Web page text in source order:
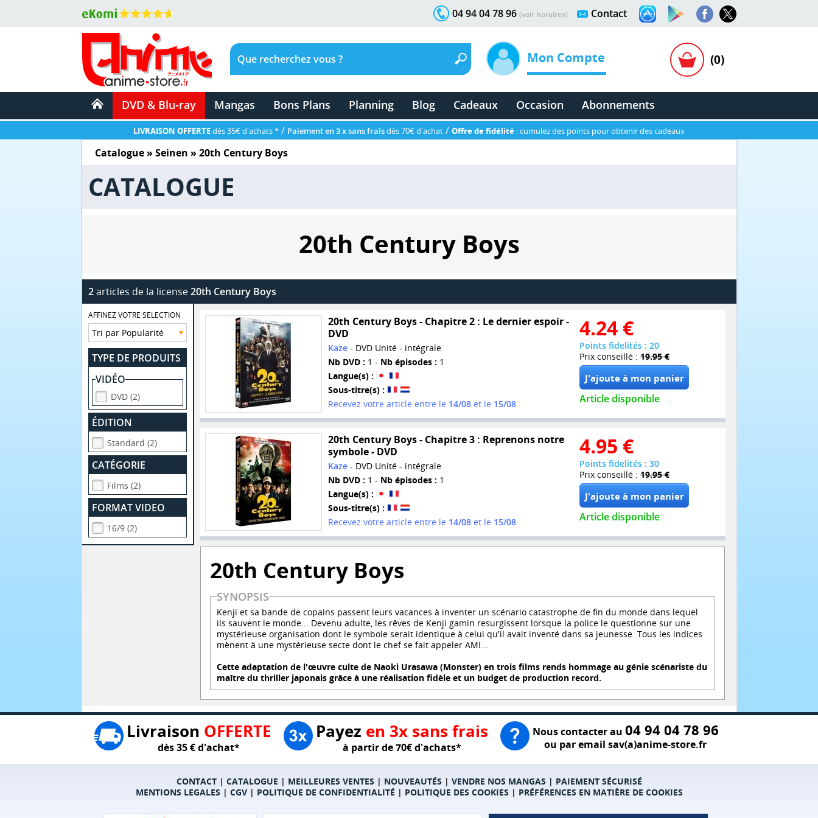
Contact
04 94 04 78 96 (voir horaires)
Mon Compte (0)
DVD & Blu-ray Mangas Bons Plans Planning Blog Cadeaux Occasion Abonnements
LIVRAISON OFFERTEdès 35€ d'achats * / Paiement en 3 x sans fraisdès 70€ d'achat / Offre de fidélité : cumulez des points pour obtenir des cadeaux
Catalogue» Seinen » 20th Century Boys
CATALOGUE
20th Century Boys
2articles de la license20th Century Boys
AFFINEZ VOTRE SELECTION
TYPE DE PRODUITS
VIDÉO
DVD (2)
ÉDITION
Standard (2)
CATÉGORIE
Films (2)
FORMAT VIDEO
16/9 (2)
20th Century Boys - Chapitre 2 : Le dernier espoir -
DVD
Kaze- DVD Unité - intégrale
Nb DVD : 1 - Nb épisodes : 1
Langue(s) :
Sous-titre(s) :
Recevez votre article entre le 14/08et le 15/08
4.24 €
Points fidelités : 20
Prix conseillé : 19.95 €
Article disponible
20th Century Boys - Chapitre 3 : Reprenons notre
symbole - DVD
Kaze- DVD Unité - intégrale
Nb DVD : 1 - Nb épisodes : 1
Langue(s) :
Sous-titre(s) :
Recevez votre article entre le 14/08et le 15/08
4.95 €
Points fidelités : 30
Prix conseillé : 19.95 €
Article disponible
20th Century Boys
SYNOPSIS
Kenji et sa bande de copains passent leurs vacances à inventer un scénario catastrophe de fin du monde dans lequel
ils sauvent le monde... Devenu adulte, les rêves de Kenji gamin resurgissent lorsque la police le questionne sur une
mystérieuse organisation dont le symbole serait identique à celui qu'il avait inventé dans sa jeunesse. Tous les indices
mènent à une mystérieuse secte dont le chef se fait appeler AMI...
Cette adaptation de l'œuvre culte de Naoki Urasawa (Monster) en trois films rends hommage au génie scénariste du
maître du thriller japonais grâce à une réalisation fidèle et un budget de production record.
Livraison OFFERTE
dès 35 € d'achat*
Payez en 3x sans frais
à partir de 70€ d'achats*
Nous contacter au 04 94 04 78 96
ou par email sav(a)anime-store.fr
CONTACT| CATALOGUE | MEILLEURES VENTES | NOUVEAUTÉS | VENDRE NOS MANGAS | PAIEMENT SÉCURISÉ
MENTIONS LEGALES | CGV| POLITIQUE DE CONFIDENTIALITÉ | POLITIQUE DES COOKIES | PRÉFÉRENCES EN MATIÈRE DE COOKIES